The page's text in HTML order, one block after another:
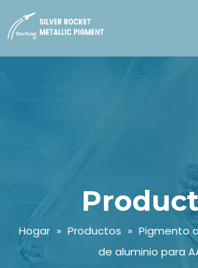
Hogar » Productos » Pigmento
de aluminio para